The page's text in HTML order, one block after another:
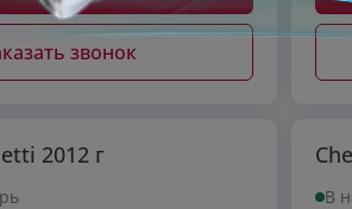
звонок
2012 г
В